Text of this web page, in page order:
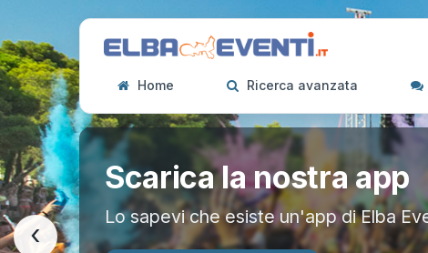
Home Ricerca avanzata
Scarica la nostra app
Lo sapevi che esiste un'app di Elba
‹